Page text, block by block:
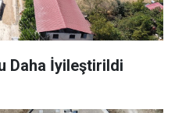
Daha İyileştirildi